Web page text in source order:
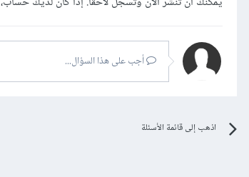
أجب على هذا السؤال...
اذهب إلى قائمة الأسئلة